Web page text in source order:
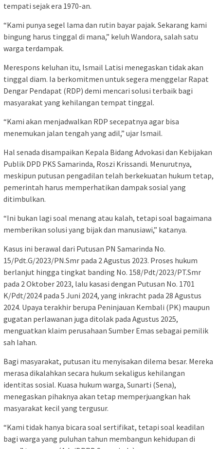
tempati sejak era 1970-an.
“Kami punya segel lama dan rutin bayar pajak. Sekarang kami
bingung harus tinggal di mana,” keluh Wandora, salah satu
warga terdampak.
Merespons keluhan itu, Ismail Latisi menegaskan tidak akan
tinggal diam. Ia berkomitmen untuk segera menggelar Rapat
Dengar Pendapat (RDP) demi mencari solusi terbaik bagi
masyarakat yang kehilangan tempat tinggal.
“Kami akan menjadwalkan RDP secepatnya agar bisa
menemukan jalan tengah yang adil,” ujar Ismail.
Hal senada disampaikan Kepala Bidang Advokasi dan Kebijakan
Publik DPD PKS Samarinda, Roszi Krissandi. Menurutnya,
meskipun putusan pengadilan telah berkekuatan hukum tetap,
pemerintah harus memperhatikan dampak sosial yang
ditimbulkan.
“Ini bukan lagi soal menang atau kalah, tetapi soal bagaimana
memberikan solusi yang bijak dan manusiawi,” katanya.
Kasus ini berawal dari Putusan PN Samarinda No.
15/Pdt.G/2023/PN.Smr pada 2 Agustus 2023. Proses hukum
berlanjut hingga tingkat banding No. 158/Pdt/2023/PT.Smr
pada 2 Oktober 2023, lalu kasasi dengan Putusan No. 1701
K/Pdt/2024 pada 5 Juni 2024, yang inkracht pada 28 Agustus
2024. Upaya terakhir berupa Peninjauan Kembali (PK) maupun
gugatan perlawanan juga ditolak pada Agustus 2025,
menguatkan klaim perusahaan Sumber Emas sebagai pemilik
sah lahan.
Bagi masyarakat, putusan itu menyisakan dilema besar. Mereka
merasa dikalahkan secara hukum sekaligus kehilangan
identitas sosial. Kuasa hukum warga, Sunarti (Sena),
menegaskan pihaknya akan tetap memperjuangkan hak
masyarakat kecil yang tergusur.
“Kami tidak hanya bicara soal sertifikat, tetapi soal keadilan
bagi warga yang puluhan tahun membangun kehidupan di